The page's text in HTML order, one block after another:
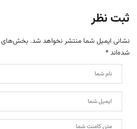
ثبت نظر
نشانی ایمیل شما منتشر نخواهد شد. بخش‌های
شده‌اند*